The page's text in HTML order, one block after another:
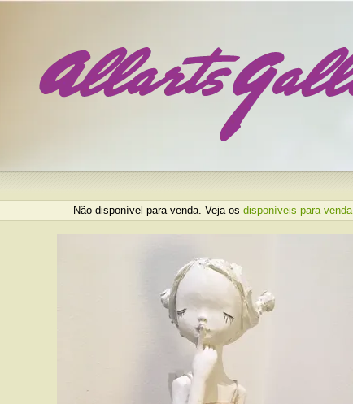
Não disponível para venda. Veja osdisponíveis para venda